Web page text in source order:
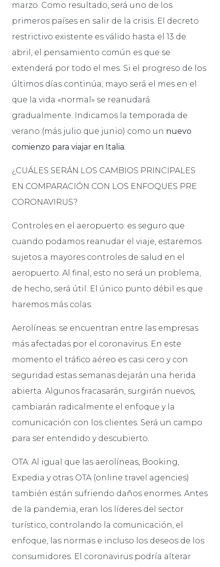
marzo. Como resultado, será uno de los
primeros países en salir de la crisis. El decreto
restrictivo existente es válido hasta el 13 de
abril, el pensamiento común es que se
extenderá por todo el mes. Si el progreso de los
últimos días continúa, mayo será el mes en el
que la vida «normal» se reanudará
gradualmente. Indicamos la temporada de
verano (más julio que junio) como un nuevo
comienzo para viajar en Italia.
¿CUÁLES SERÁN LOS CAMBIOS PRINCIPALES
EN COMPARACIÓN CON LOS ENFOQUES PRE
CORONAVIRUS?
Controles en el aeropuerto: es seguro que
cuando podamos reanudar el viaje, estaremos
sujetos a mayores controles de salud en el
aeropuerto. Al final, esto no será un problema,
de hecho, será útil. El único punto débil es que
haremos más colas.
Aerolíneas: se encuentran entre las empresas
más afectadas por el coronavirus. En este
momento el tráfico aéreo es casi cero y con
seguridad estas semanas dejarán una herida
abierta. Algunos fracasarán, surgirán nuevos,
cambiarán radicalmente el enfoque y la
comunicación con los clientes. Será un campo
para ser entendido y descubierto.
OTA: Al igual que las aerolíneas, Booking,
Expedia y otras OTA (online travel agencies)
también están sufriendo daños enormes. Antes
de la pandemia, eran los líderes del sector
turístico, controlando la comunicación, el
enfoque, las normas e incluso los deseos de los
consumidores. El coronavirus podría alterar